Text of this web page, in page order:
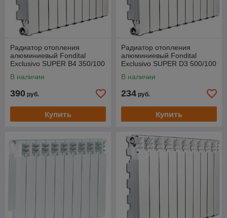
Радиатор отопления
алюминиевый Fondital
Exclusivo SUPER B4 350/100
В наличии
390 руб.
Купить
Радиатор отопления
алюминиевый Fondital
Exclusivo SUPER D3 500/100
В наличии
234 руб.
Купить